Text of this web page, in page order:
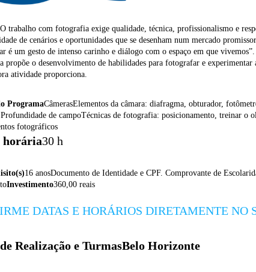
O trabalho com fotografia exige qualidade, técnica, profissionalismo e
de cenários e oportunidades que se desenham num mercado
é um gesto de intenso carinho e diálogo com o espaço em que
propõe o desenvolvimento de habilidades para fotografar e experimentar
atividade proporciona.
ProgramaCâmerasElementos da câmara: diafragma, obturador,
de campoTécnicas de fotografia: posicionamento, treinar o
fotográficos
horária30 h
16 anosDocumento de Identidade e CPF. Comprovante de
Investimento360,00 reais
DATAS E HORÁRIOS DIRETAMENTE NO
Realização e TurmasBelo Horizonte